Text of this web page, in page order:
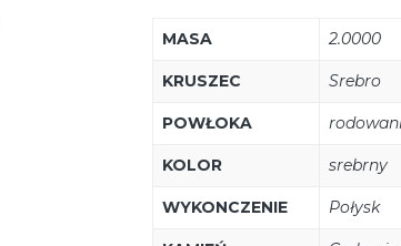
MASA 2.0000
KRUSZEC Srebro
POWŁOKA
KOLOR srebrny
WYKONCZENIE Połysk